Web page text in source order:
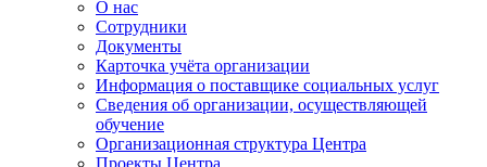
О нас
Сотрудники
Документы
Карточка учёта организации
Информация о поставщике социальных услуг
Сведения об организации, осуществляющей
обучение
Организационная структура Центра
Проекты Центра